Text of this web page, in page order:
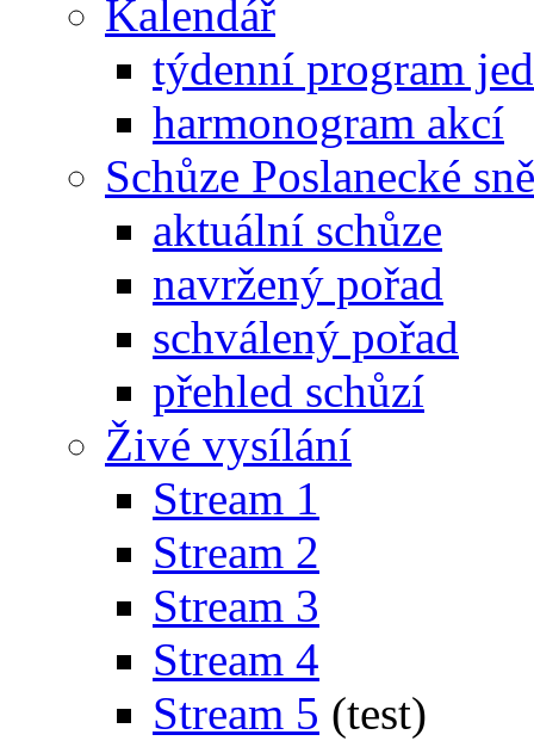
Kalendář
týdenní program
harmonogram akcí
Schůze Poslanecké
aktuální schůze
navržený pořad
schválený pořad
přehled schůzí
Živé vysílání
Stream 1
Stream 2
Stream 3
Stream 4
Stream 5 (test)